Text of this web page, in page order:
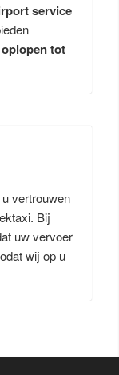
service
tot
vertrouwen
Bij
uw vervoer
wij op u